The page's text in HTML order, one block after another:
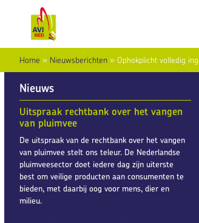
Home » Nieuwsberichten » Ophokplicht volledig
Nieuws
Uitspraak rechtbank over het vangen
van pluimvee
De uitspraak van de rechtbank over het vangen
van pluimvee stelt ons teleur. De Nederlandse
pluimveesector doet iedere dag zijn uiterste
best om veilige producten aan consumenten te
bieden, met daarbij oog voor mens, dier en
milieu.